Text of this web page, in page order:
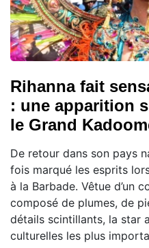
Rihanna fait
: une apparition
le Grand
De retour dans son pays
fois marqué les esprits
à la Barbade. Vêtue d’un
composé de plumes, de
détails scintillants, la star
culturelles les plus